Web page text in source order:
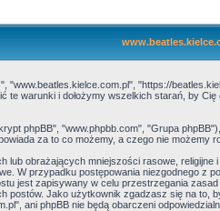
"www.beatles.kielce.com.pl", "https://
te warunki i dołożymy wszelkich starań, by
phpBB", "www.phpbb.com", "Grupa
za to co możemy, a czego nie możemy
obrażających mniejszości rasowe, religijne
W przypadku postępowania niezgodnego
jest zapisywany w celu przestrzegania
postów. Jako użytkownik zgadzasz się na
ani phpBB nie będą obarczeni